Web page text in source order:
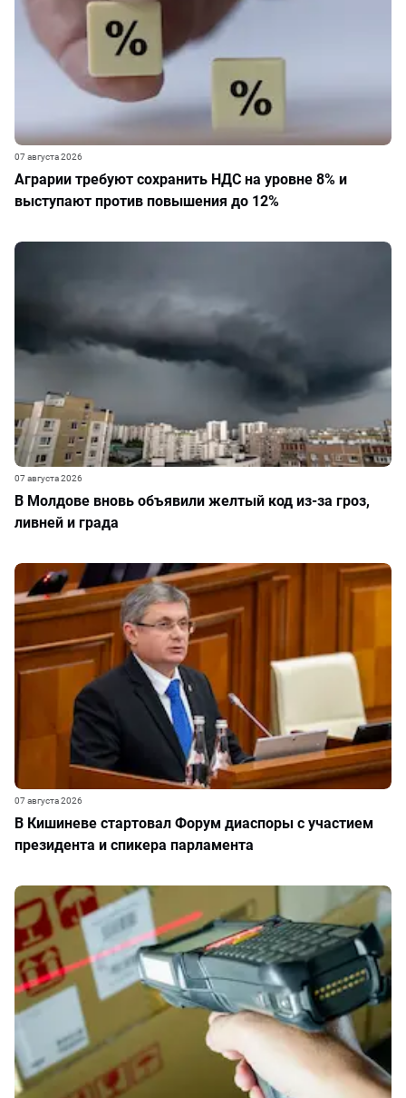
Аграрии требуют сохранить НДС на уровне 8% и
выступают против повышения до 12%
07 августа 2026
В Молдове вновь объявили желтый код из-за гроз,
ливней и града
07 августа 2026
В Кишиневе стартовал Форум диаспоры с участием
президента и спикера парламента
07 августа 2026